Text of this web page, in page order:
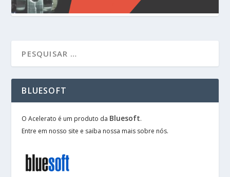
BLUESOFT
O Acelerato é um produto da Bluesoft.
Entre em nosso site e saiba nossa mais sobre nós.